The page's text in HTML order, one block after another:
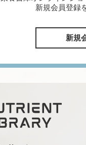
新規会員登録
新規